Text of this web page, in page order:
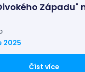
Západu"
2025
Číst více